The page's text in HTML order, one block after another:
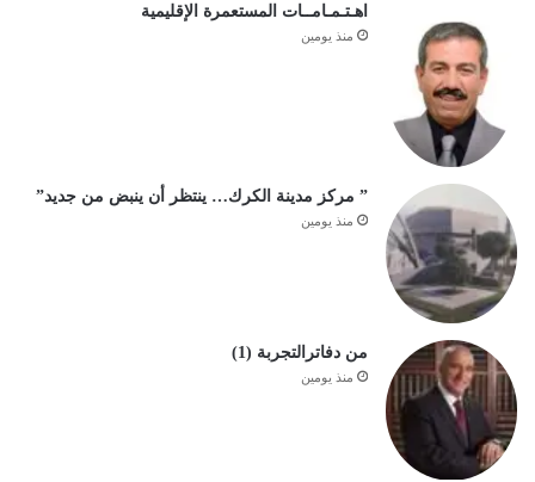
اهـتـمـامــات المستعمرة الإقليمية
منذ يومين
” مركز مدينة الكرك… ينتظر أن ينبض من جديد”
منذ يومين
من دفاترالتجربة (1)
منذ يومين